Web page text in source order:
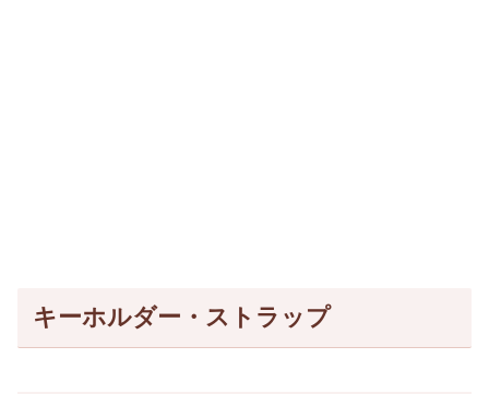
キーホルダー・ストラップ